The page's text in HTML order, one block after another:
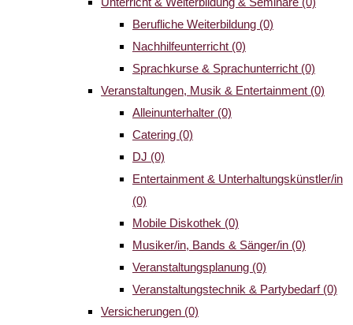
Berufliche Weiterbildung (0)
Nachhilfeunterricht (0)
Sprachkurse & Sprachunterricht (0)
Veranstaltungen, Musik & Entertainment (0)
Alleinunterhalter (0)
Catering (0)
DJ (0)
Entertainment & Unterhaltungskünstler/in
(0)
Mobile Diskothek (0)
Musiker/in, Bands & Sänger/in (0)
Veranstaltungsplanung (0)
Veranstaltungstechnik & Partybedarf (0)
Versicherungen (0)